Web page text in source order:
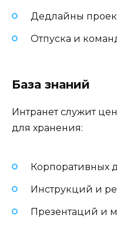
Дедлайны
Отпуска и
База знаний
Интранет служит
для хранения:
Корпоративных
Инструкций и
Презентаций и